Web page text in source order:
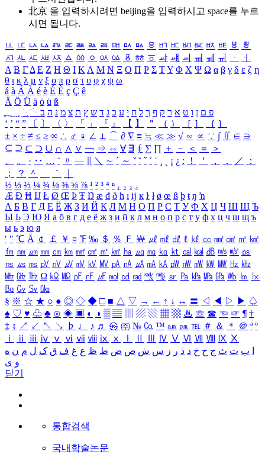
北京 을 입력하시려면 beijing을 입력하시고 space를 누르
시면 됩니다.
ㅥ ㅦ ㅧ ㅨ ㅩ ㅪ ㅫ ㅬ ㅭ ㅮ ㅯ ㅰ ㅱ ㅲ ㅳ ㅴ ㅵ ㅶ ㅷ ㅸ
ㅹ
ㅺ ㅻ ㅼ ㅽ ㅾ ㅿ ㆀ ㆁ ㆂ ㆃ ㆄ ㆅ ㆆ ㆇ ㆈ ㆉ ㆊ ㆋ ㆌ ㆍ
ㆎ
Α Β ΓΔ Ε Ζ Η Θ Ι ΚΛ Μ Ν Ξ Ο Π Ρ Σ ΤΥ Φ Χ Ψ Ω α β γ δ ε ζ η
θ ι κ λ μ ν ξ ο π ρ σ τ υ φ χ ψ ω
á à Á À é è É È ç Ç ê
Ä Ö Ü ä ö ü ß
ִֶֹ ֻּ ׁׂ פ ם ן ו ט א ר ק ף ך ל ח י ע כ ג ד ש ץ ת צ מ נ ה ב
‘ ’ “ ” 〔 〕 〈 〉 「 」 『 』 【 】 ＂ （ ） ［ ］ ｛ ｝
± × ÷ ≠ ≤ ≥ ∞ ∴ ♂ ♀ ∠ ⊥ ⌒ ∂ ∇ ≡ ≒ ≪ ≫ √ ∽ ∝ ∵ ∫ ∬ ∈ ∋
⊆ ⊇ ⊂ ⊃ ∪ ∩ ∧ ∨ ￢ ⇒ ⇔ ∀ ∃ ∮ ∑ ∏ ＋ － ＜ ＝
＞
、
。 · ‥ … ¨ 〃 ― ＼ ∼ ´ ～ ˇ ˘ ˝ ˚ ˙ ¸ ¡ ¿ ː ！ ＇ ， ． ／
：
；
？ ＾ ｀
½ ⅓ ⅔ ¼ ¾ ⅛ ⅜ ⅝ ⅞ ¹ ² ³ ⁴ ⁿ ₁ ₂ ₃ ₄
Æ Ð Ħ Ĳ Ł Ø Œ Þ Ŧ Ŋ æ đ ð ħ ı ĳ ĸ ŀ ł ø œ ß þ ŧ ŋ ŉ
А Б В Г Д Е Ё Ж З И Й К Л М Н О П Р С Т У Ф Х Ц Ч Ш Щ Ъ
Ы Ь Э Ю Я а б в г д е ё ж з и й к л м н о п р с т у ф х ц ч ш щ ъ
ы ь э ю я
′ ″ ℃ Å ￠ ￡ ￥ ¤ ℉ ‰ ＄ ％ Ｆ ￦ ㎕ ㎖ ㎗ ℓ ㎘ ㏄ ㎣ ㎤ ㎥ ㎦
㎙ ㎚ ㎛ ㎜ ㎝ ㎞ ㎟ ㎠ ㎡ ㎢ ㏊ ㎍ ㎎ ㎏ ㏏ ㎈ ㎉ ㏈ ㎧ ㎨ ㎰
㎱ ㎲ ㎳ ㎴ ㎵ ㎶ ㎷ ㎸ ㎹ ㎀ ㎁ ㎂ ㎃ ㎄ ㎺ ㎻ ㎽ ㎾ ㎿ ㎐ ㎑
㎒ ㎓ ㎔ Ω ㏀ ㏁ ㎊ ㎋ ㎌ ㏖ ㏅ ㎭ ㎮ ㎯ ㏛ ㎩ ㎪ ㎫ ㎬ ㏝ ㏐
㏓
㏃ ㏉ ㏜ ㏆
§ ※ ☆ ★ ○ ● ◎ ◇ ◆ □ ■ △ ▽ → ← ↑ ↓ ↔ 〓 ◁ ◀ ▷ ▶ ♤
♠ ♡ ♥ ♧ ♣ ⊙ ◈ ▣ ◐ ◑ ▒ ▤ ▨ ▧ ▦ ▩ ♨ ☏ ☎ ☜ ☞ ¶ †
‡ ↕ ↗ ↙ ↖ ↘ ♭ ♩ ♪ ♬ ㉿ ㈜ № ㏇ ™ ㏂ ㏘ ℡ ＃ ＆ ＊ ＠ ª º
ⅰ
ⅱ ⅲ ⅳ ⅴ ⅵ ⅶ ⅷ ⅸ ⅹ Ⅳ Ⅴ Ⅵ Ⅶ Ⅷ Ⅸ Ⅹ
ب ت ث ج ح خ د ذ ر ز س ش ص ض ط ظ ع غ ف ق ک ل م ن ه
و ی
닫기
통합검색
국내학술논문